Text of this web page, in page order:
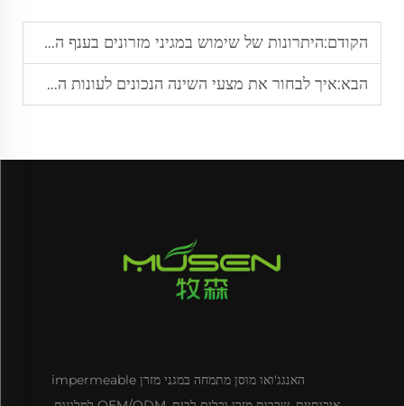
הקודם:היתרונות של שימוש במגיני מזרונים בענף האירוח
הבא:איך לבחור את מצעי השינה הנכונים לעונות השונות
האנגג'ואו מוסן מתמחה במגני מזרן impermeable